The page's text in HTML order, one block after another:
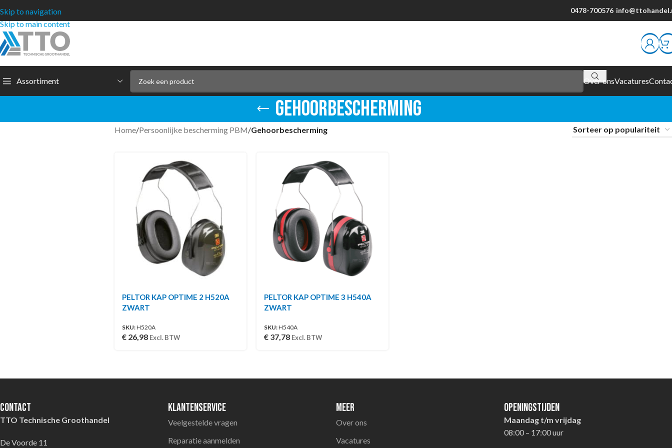
Skip to navigation
Skip to main content
0478-700576
Assortiment Over onsVacatures
Gehoorbescherming
Home/Persoonlijke bescherming PBM/Gehoorbescherming
PELTOR KAP OPTIME 2 H520A
ZWART
SKU:H520A
€ 26,98 Excl. BTW
PELTOR KAP OPTIME 3 H540A
ZWART
SKU:H540A
€37,78 Excl. BTW
Contact
TTO Technische Groothandel
De Voorde 11
Klantenservice
Veelgestelde vragen
Reparatie aanmelden
Meer
Over ons
Vacatures
Openingstijden
Maandag t/m vrijdag
08:00 – 17:00 uur